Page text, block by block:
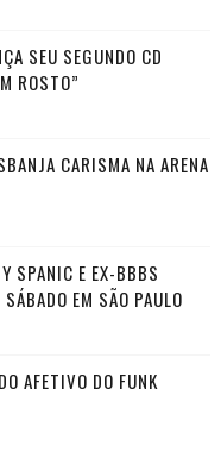
SEU SEGUNDO CD
ROSTO”
CARISMA NA ARENA
SPANIC E EX-BBBS
EM SÃO PAULO
AFETIVO DO FUNK